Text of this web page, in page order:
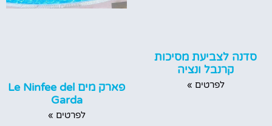
סדנה לצביעת מסיכות
קרנבל ונציה
לפרטים »
פארק מים Le Ninfee del
Garda
לפרטים »